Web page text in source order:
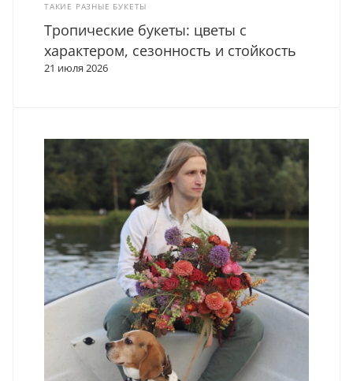
ТАКИЕ РАЗНЫЕ БУКЕТЫ
21 июля 2026
Тропические букеты: цветы с
характером, сезонность и стойкость